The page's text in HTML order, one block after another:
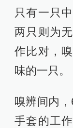
只有一只
两只则为
作比对，
味的一只。
嗅辨间内
手套的工